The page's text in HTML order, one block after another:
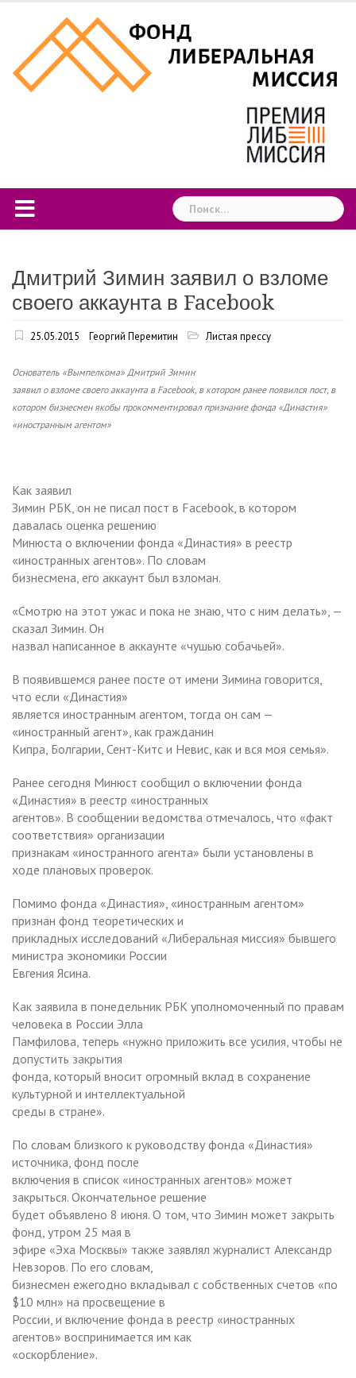
content
Найти:
Дмитрий Зимин заявил о взломе
своего аккаунта в Facebook
25.05.2015 Георгий Перемитин Листая прессу
Основатель «Вымпелкома» Дмитрий Зимин
заявил о взломе своего аккаунта в Facebook, в котором ранее появился пост, в
котором бизнесмен якобы прокомментировал признание фонда «Династия»
«иностранным агентом»
Как заявил
Зимин РБК, он не писал пост в Facebook, в котором
давалась оценка решению
Минюста о включении фонда «Династия» в реестр
«иностранных агентов». По словам
бизнесмена, его аккаунт был взломан.
«Смотрю на этот ужас и пока не знаю, что с ним делать», —
сказал Зимин. Он
назвал написанное в аккаунте «чушью собачьей».
В появившемся ранее посте от имени Зимина говорится,
что если «Династия»
является иностранным агентом, тогда он сам —
«иностранный агент», как гражданин
Кипра, Болгарии, Сент-Китс и Невис, как и вся моя семья».
Ранее сегодня Минюст сообщил о включении фонда
«Династия» в реестр «иностранных
агентов». В сообщении ведомства отмечалось, что «факт
соответствия» организации
признакам «иностранного агента» были установлены в
ходе плановых проверок.
Помимо фонда «Династия», «иностранным агентом»
признан фонд теоретических и
прикладных исследований «Либеральная миссия» бывшего
министра экономики России
Евгения Ясина.
Как заявила в понедельник РБК уполномоченный по правам
человека в России Элла
Памфилова, теперь «нужно приложить все усилия, чтобы не
допустить закрытия
фонда, который вносит огромный вклад в сохранение
культурной и интеллектуальной
среды в стране».
По словам близкого к руководству фонда «Династия»
источника, фонд после
включения в список «иностранных агентов» может
закрыться. Окончательное решение
будет объявлено 8 июня. О том, что Зимин может закрыть
фонд, утром 25 мая в
эфире «Эха Москвы» также заявлял журналист Александр
Невзоров. По его словам,
бизнесмен ежегодно вкладывал с собственных счетов «по
$10 млн» на просвещение в
России, и включение фонда в реестр «иностранных
агентов» воспринимается им как
«оскорбление».